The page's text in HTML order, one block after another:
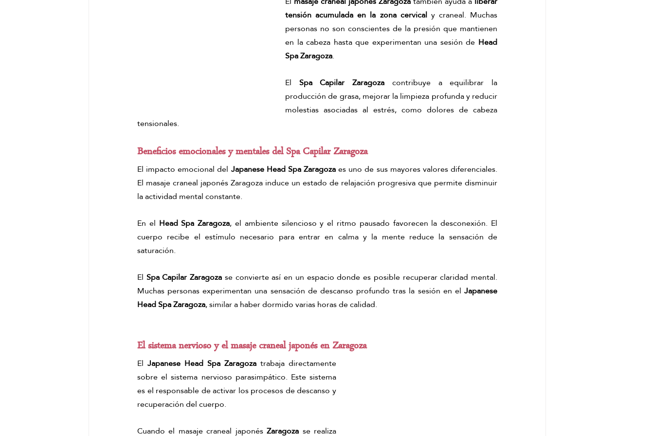
tensión acumulada en la zona cervical y craneal. Muchas
personas no son conscientes de la presión que mantienen
en la cabeza hasta que experimentan una sesión de Head
Spa Zaragoza.
El Spa Capilar Zaragoza contribuye a equilibrar la
producción de grasa, mejorar la limpieza profunda y reducir
molestias asociadas al estrés, como dolores de cabeza
tensionales.
Beneficios emocionales y mentales del Spa Capilar Zaragoza
El impacto emocional del Japanese Head Spa Zaragoza es uno de sus mayores valores diferenciales.
El masaje craneal japonés Zaragoza induce un estado de relajación progresiva que permite disminuir
la actividad mental constante.
En el Head Spa Zaragoza, el ambiente silencioso y el ritmo pausado favorecen la desconexión. El
cuerpo recibe el estímulo necesario para entrar en calma y la mente reduce la sensación de
saturación.
El Spa Capilar Zaragoza se convierte así en un espacio donde es posible recuperar claridad mental.
Muchas personas experimentan una sensación de descanso profundo tras la sesión en el Japanese
Head Spa Zaragoza, similar a haber dormido varias horas de calidad.
El sistema nervioso y el masaje craneal japonés en Zaragoza
El Japanese Head Spa Zaragoza trabaja directamente
sobre el sistema nervioso parasimpático. Este sistema
es el responsable de activar los procesos de descanso y
recuperación del cuerpo.
Cuando el masaje craneal japonés Zaragoza se realiza